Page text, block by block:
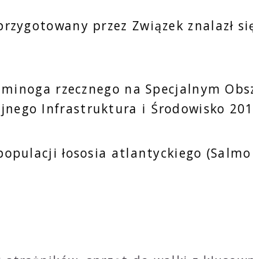
przez Związek znalazł
rzecznego na Specjalnym
Infrastruktura i Środowisko
łososia atlantyckiego